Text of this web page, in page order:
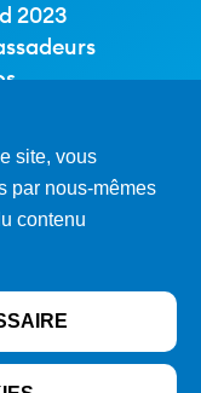
site, vous
par nous-mêmes
contenu
2023